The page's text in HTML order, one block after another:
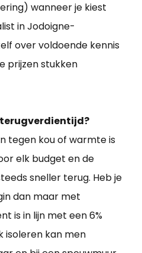
wanneer je kiest
in Jodoigne-
over voldoende kennis
prijzen stukken
tegen kou of warmte is
elk budget en de
sneller terug. Heb je
dan maar met
is in lijn met een 6%
isoleren kan men